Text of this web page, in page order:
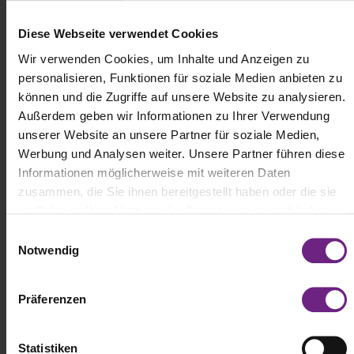
Diese Webseite verwendet Cookies
Wir verwenden Cookies, um Inhalte und Anzeigen zu
personalisieren, Funktionen für soziale Medien anbieten zu
können und die Zugriffe auf unsere Website zu analysieren.
Außerdem geben wir Informationen zu Ihrer Verwendung
unserer Website an unsere Partner für soziale Medien,
Werbung und Analysen weiter. Unsere Partner führen diese
Informationen möglicherweise mit weiteren Daten
zusammen, die Sie ihnen bereitgestellt haben oder die sie
Notwendig
Präferenzen
Statistiken
Auf extreme Wetterereignisse
vorbereiten
Damit die Pakete rechtzeitig und sicher ankommen, bedarf es aber
nicht nur genug Arbeitskräfte und Fahrzeuge, sondern auch eine
entsprechende Vorbereitung. So können vor allem in der
beschädigen, was wiederum zur Beeinträchtigung von Lieferketten
fortschrittliche Wettervorhersagemodelle zurück, um potenzielle
Störungen vorherzusehen. Um auf unerwartete Wetterereignisse
reagieren zu können, helfen hier zudem Technologien wie GPS-
widrigen Wetterbedingungen standhalten können, ist für viele